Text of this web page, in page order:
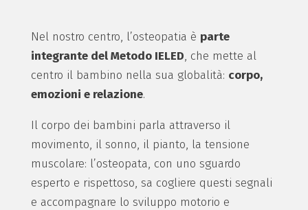
Nel nostro centro, l’osteopatia è parte
integrante del Metodo IELED, che mette al
centro il bambino nella sua globalità: corpo,
emozioni e relazione.
Il corpo dei bambini parla attraverso il
movimento, il sonno, il pianto, la tensione
muscolare: l’osteopata, con uno sguardo
esperto e rispettoso, sa cogliere questi segnali
e accompagnare lo sviluppo motorio e